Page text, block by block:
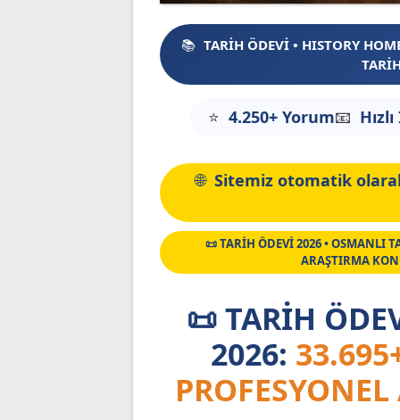
TARİH ÖDEVİ • HISTORY
4.250+ Yorum
Sitemiz otomatik
📜 TARİH ÖDEVİ 2026 • OSMANLI
ARAŞTIRMA
📜 TARIH
2026: